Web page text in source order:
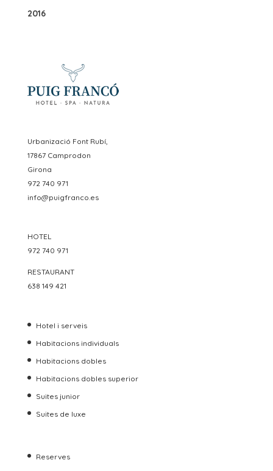
2016
Urbanizació Font Rubí,
17867 Camprodon
Girona
972 740 971
info@puigfranco.es
HOTEL
972 740 971
RESTAURANT
638 149 421
Hotel i serveis
Habitacions individuals
Habitacions dobles
Habitacions dobles superior
Suites junior
Suites de luxe
Reserves